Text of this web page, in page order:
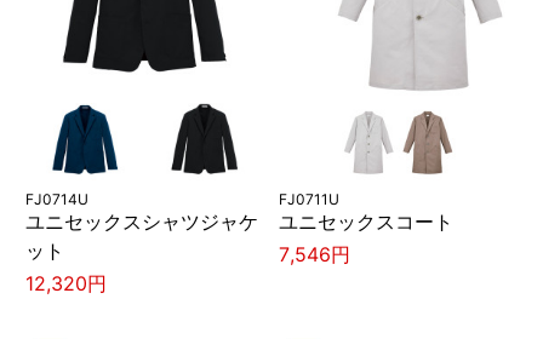
FJ0714U
ユニセックスシャツジャケ
ット
12,320円
FJ0711U
ユニセックスコート
7,546円